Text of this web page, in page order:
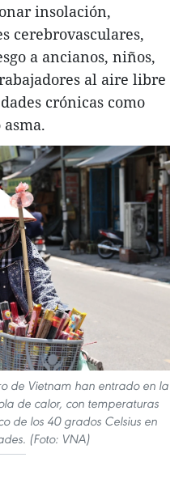
insolación,
cerebrovasculares,
a ancianos, niños,
al aire libre
crónicas como
de Vietnam han entrado en la
de calor, con temperaturas
de los 40 grados Celsius en
(Foto: VNA)